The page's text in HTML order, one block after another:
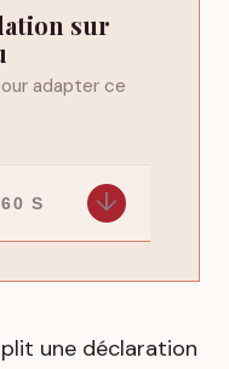
adapter ce
S ↓
une déclaration